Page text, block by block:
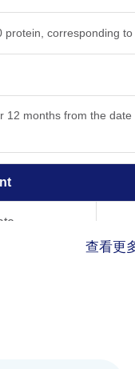
corresponding to
12 months from the
查看更